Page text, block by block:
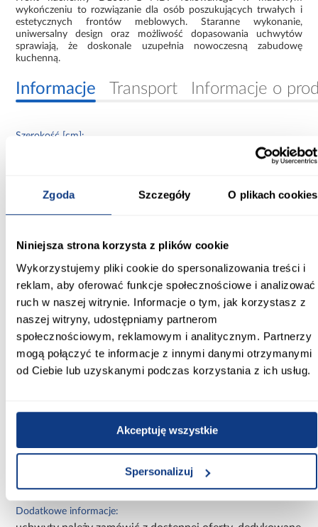
Zgoda Szczegóły O plikach cookies
Niniejsza strona korzysta z plików cookie
Wykorzystujemy pliki cookie do spersonalizowania treści i
reklam, aby oferować funkcje społecznościowe i analizować
ruch w naszej witrynie. Informacje o tym, jak korzystasz z
naszej witryny, udostępniamy partnerom
społecznościowym, reklamowym i analitycznym. Partnerzy
mogą połączyć te informacje z innymi danymi otrzymanymi
od Ciebie lub uzyskanymi podczas korzystania z ich usług.
Akceptuję wszystkie
Spersonalizuj
wykończeniu to rozwiązanie dla osób poszukujących trwałych i
estetycznych frontów meblowych. Staranne wykonanie,
uniwersalny design oraz możliwość dopasowania uchwytów
sprawiają, że doskonale uzupełnia nowoczesną zabudowę
kuchenną.
Informacje Transport Informacje o
Szerokość [cm]:
71.30
Kolor frontów:
zielony labrador
Wykończenie frontów:
mat
Konstrukcja frontów:
Cokół w kolorze korpusu:
Dodatkowe informacje: